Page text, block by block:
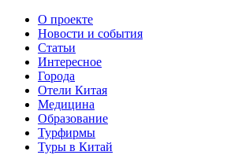
О проекте
Новости и события
Статьи
Интересное
Города
Отели Китая
Медицина
Образование
Турфирмы
Туры в Китай